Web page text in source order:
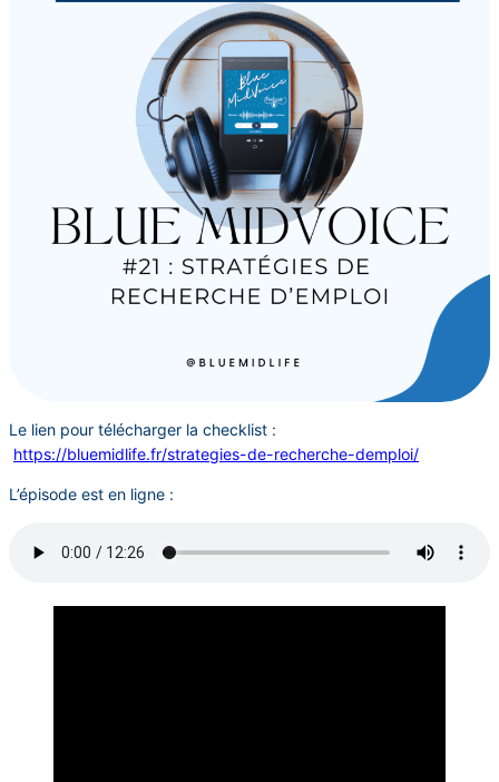
Le lien pour télécharger la checklist :
https://bluemidlife.fr/strategies-de-recherche-demploi/
L’épisode est en ligne :